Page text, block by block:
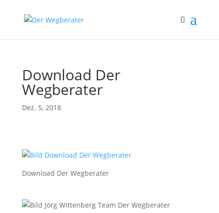
Download Der
Wegberater
Dez. 5, 2018
Download Der Wegberater